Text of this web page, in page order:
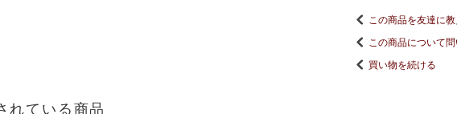
れている商品
この商品を友達に教
この商品について
買い物を続ける